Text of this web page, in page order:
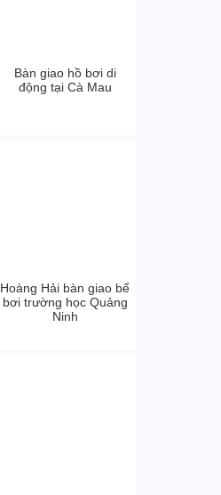
Bàn giao hồ bơi di
động tại Cà Mau
Hoàng Hải bàn giao bể
bơi trường học Quảng
Ninh